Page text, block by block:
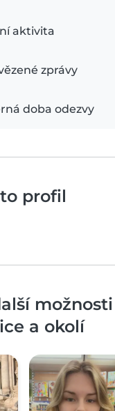
aktivita
zprávy
doba odezvy
profil
a okolí